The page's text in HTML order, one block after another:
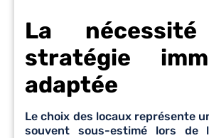
La nécessité
stratégie
adaptée
Le choix des locaux représente
souvent sous-estimé lors